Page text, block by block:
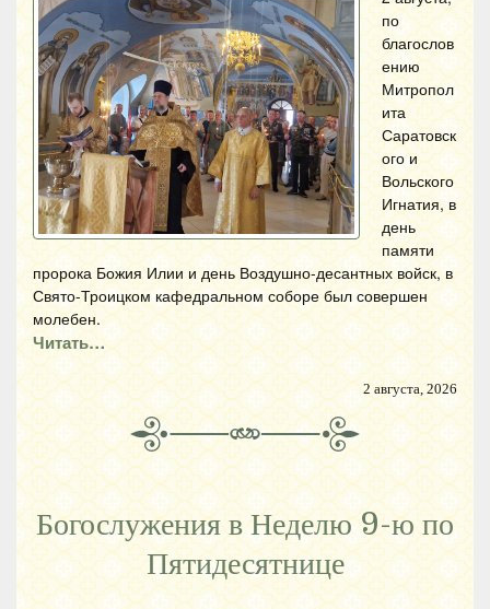
по
благослов
ению
Митропол
ита
Саратовск
ого и
Вольского
Игнатия, в
день
памяти
пророка Божия Илии и день Воздушно-десантных войск, в
Свято-Троицком кафедральном соборе был совершен
молебен.
Читать…
2 августа, 2026
Богослужения в Неделю 9-ю по
Пятидесятнице